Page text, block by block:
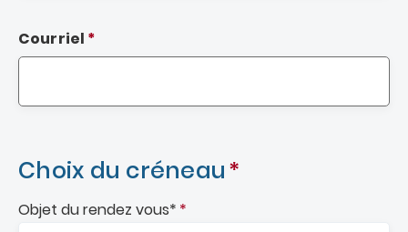
Courriel
Choix du créneau
Objet du rendez vous*